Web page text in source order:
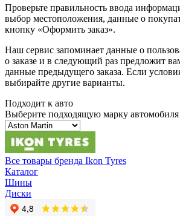
Проверьте правильность ввода
выбор местоположения, данные о
кнопку «Оформить заказ».
Наш сервис запоминает данные о
о заказе и в следующий раз предложит
данные предыдущего заказа. Если
выбирайте другие варианты.
Подходит к авто
Выберите подходящую марку автомобиля
Все товары бренда Ikon Tyres
Каталог
Шины
Диски